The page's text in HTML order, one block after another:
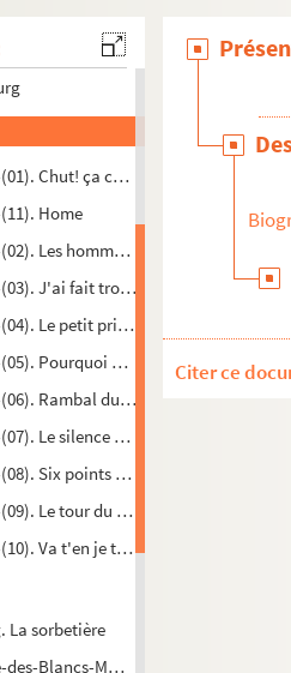
Chut! ça commence
Home
Les hommes... J'aime ça
(03). J'ai fait trois tonneaux dans mon
Le petit prince
(05). Pourquoi pas moi...
Rambal du samedi soir
Le silence de la mer
Six points de suspension
Le tour du monde en 80 jours de
Va t'en je t'aime
La sorbetière
Blancs-Manteaux
Citer ce